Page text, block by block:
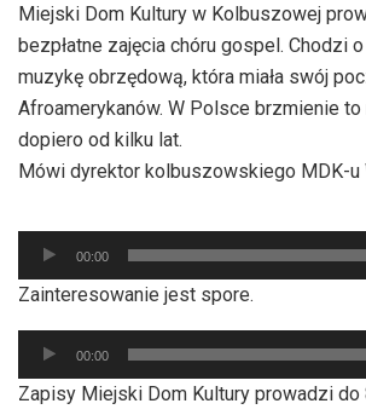
Miejski Dom Kultury w Kolbuszowej
bezpłatne zajęcia chóru gospel. Chodzi
muzykę obrzędową, która miała swój
Afroamerykanów. W Polsce brzmienie
dopiero od kilku lat.
Mówi dyrektor kolbuszowskiego MDK-u
Odtwarzacz
plików
dźwiękowych
00:00
Zainteresowanie jest spore.
Odtwarzacz
plików
dźwiękowych
00:00
Zapisy Miejski Dom Kultury prowadzi do